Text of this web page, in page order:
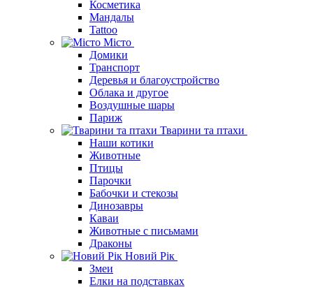
Косметика
Мандалы
Tattoo
Місто
Домики
Транспорт
Деревья и благоустройство
Облака и другое
Воздушные шары
Париж
Тварини та птахи
Наши котики
Животные
Птицы
Парочки
Бабочки и стекозы
Динозавры
Каваи
Животные с письмами
Драконы
Новий Рік
Змеи
Елки на подставках